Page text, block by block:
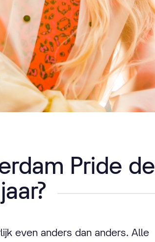
Pride de
even anders dan anders. Alle